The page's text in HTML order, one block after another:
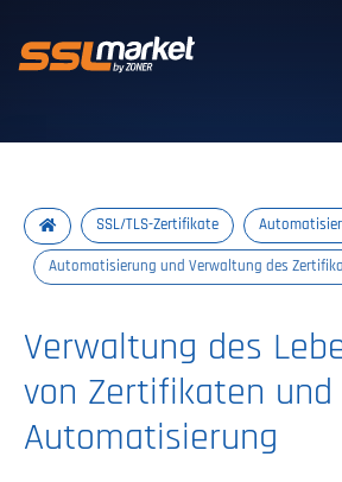
SSL/TLS-Zertifikate
Automatisierung und Verwaltung des
Verwaltung des
von Zertifikaten und
Automatisierung